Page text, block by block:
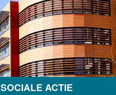
SOCIALE ACTIE